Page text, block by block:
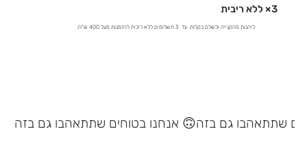
3× ללא ריבית
ליהנות מהקנייה ולשלם בקלות. עד 3 תשלומים ללא ריבית להזמנות מעל 400 ש"ח.
אנחנו בטוחים שתתאהבו גם בזה 🙃